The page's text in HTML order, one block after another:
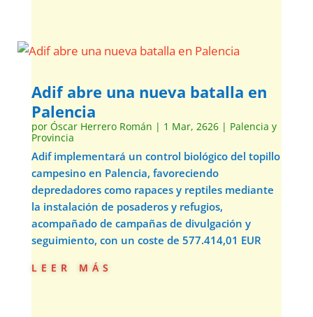
Adif abre una nueva batalla en
Palencia
por Óscar Herrero Román | 1 Mar, 2626| Palencia y
Provincia
Adif implementará un control biológico del topillo
campesino en Palencia, favoreciendo
depredadores como rapaces y reptiles mediante
la instalación de posaderos y refugios,
acompañado de campañas de divulgación y
seguimiento, con un coste de 577.414,01 EUR
leer más